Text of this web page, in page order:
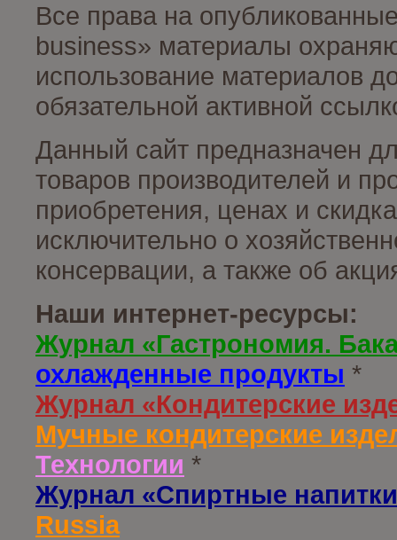
Все права на
business» материалы
использование материалов
обязательной активной
Данный сайт предназначен
товаров производителей и
приобретения, ценах и
исключительно о
консервации, а также об
Наши интернет-ресурсы:
Журнал «Гастрономия.
охлажденные продукты *
Журнал «Кондитерские
Мучные кондитерские
Технологии *
Журнал «Спиртные
Russia